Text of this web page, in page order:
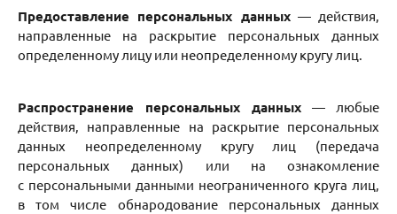
Предоставление персональных данных— действия,
направленные на раскрытие персональных данных
определенному лицу или неопределенному кругу лиц.
Распространение персональных данных — любые
действия, направленные на раскрытие персональных
данных неопределенному кругу лиц (передача
персональных данных) или на ознакомление
с персональными данными неограниченного круга лиц,
в том числе обнародование персональных данных